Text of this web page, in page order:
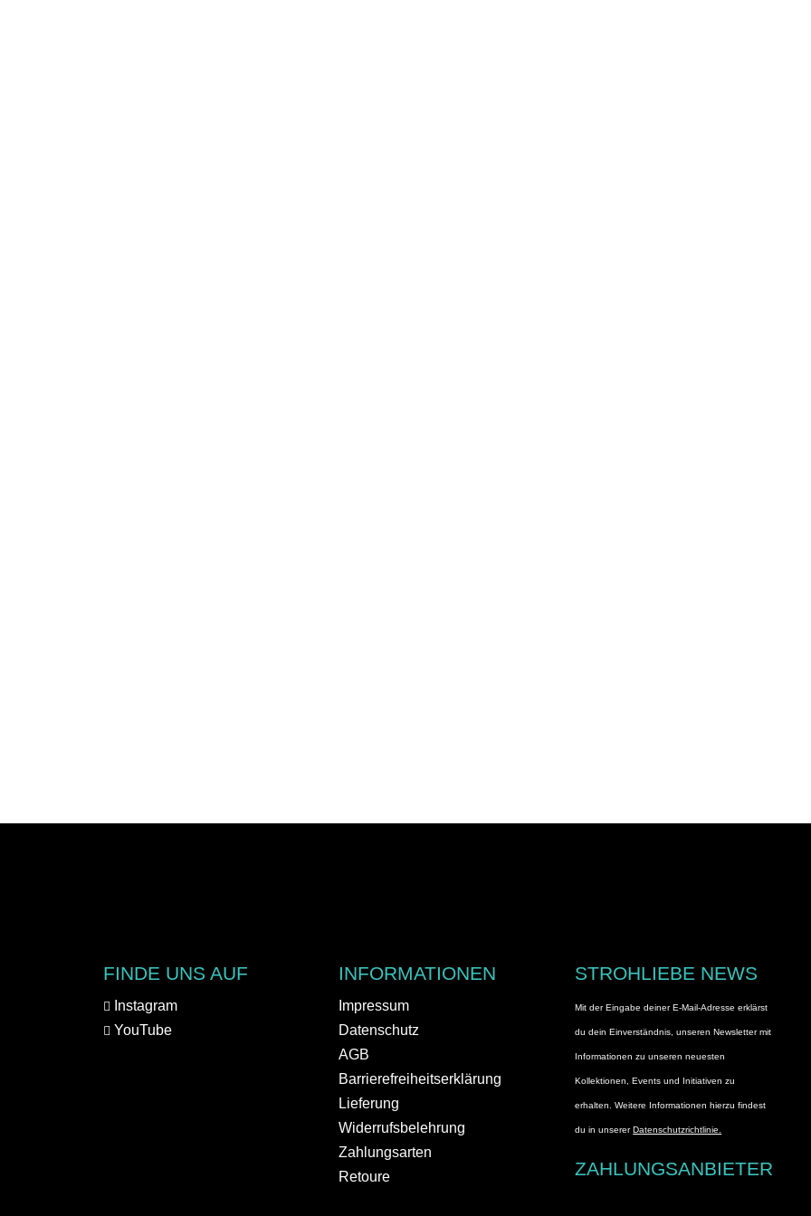
FINDE UNS AUF
Instagram
YouTube
INFORMATIONEN
Impressum
Datenschutz
AGB
Barrierefreiheitserklärung
Lieferung
Widerrufsbelehrung
Zahlungsarten
Retoure
STROHLIEBE NEWS
Mit der Eingabe deiner E-Mail-Adresse erklärst
du dein Einverständnis, unseren Newsletter mit
Informationen zu unseren neuesten
Kollektionen, Events und Initiativen zu
erhalten. Weitere Informationen hierzu findest
du in unserer Datenschutzrichtlinie.
ZAHLUNGSANBIETER